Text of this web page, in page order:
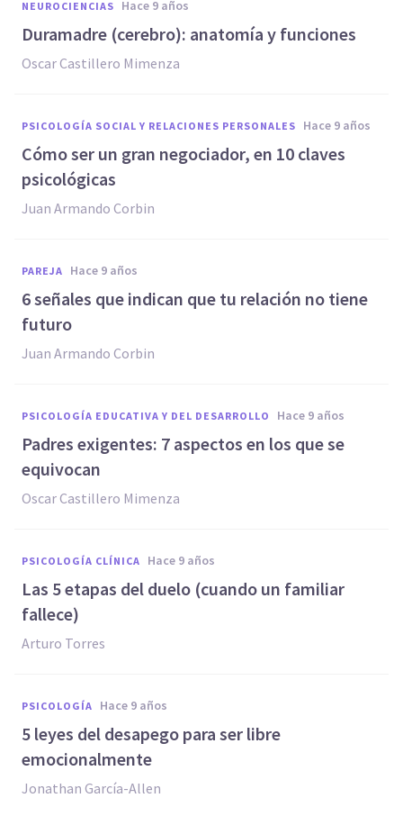
NEUROCIENCIAS hace 9 años
​Duramadre (cerebro): anatomía y funciones
Oscar Castillero Mimenza
PSICOLOGÍA SOCIAL Y RELACIONES PERSONALES hace 9 años
​Cómo ser un gran negociador, en 10 claves
psicológicas
Juan Armando Corbin
PAREJA hace 9 años
​6 señales que indican que tu relación no tiene
futuro
Juan Armando Corbin
PSICOLOGÍA EDUCATIVA Y DEL DESARROLLO hace 9 años
​Padres exigentes: 7 aspectos en los que se
equivocan
Oscar Castillero Mimenza
PSICOLOGÍA CLÍNICA hace 9 años
​Las 5 etapas del duelo (cuando un familiar
fallece)
Arturo Torres
PSICOLOGÍA hace 9 años
​5 leyes del desapego para ser libre
emocionalmente
Jonathan García-Allen